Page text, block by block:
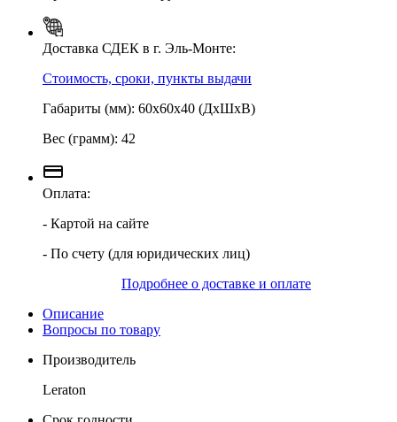
Доставка СДЕК в г. Эль-Монте:
Стоимость, сроки, пункты выдачи
Габариты (мм): 60х60х40 (ДхШхВ)
Вес (грамм): 42
Оплата:
- Картой на сайте
- По счету (для юридических лиц)
Подробнее о доставке и оплате
Описание
Вопросы по товару
Производитель
Leraton